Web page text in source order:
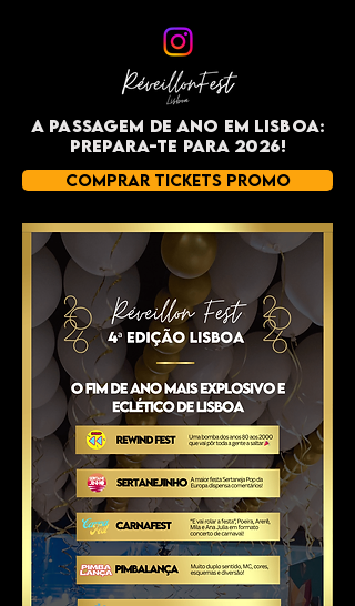
A Passagem de Ano em Lisboa:
prepara-te para 2026!
COMPRAR TICKETS PROMO